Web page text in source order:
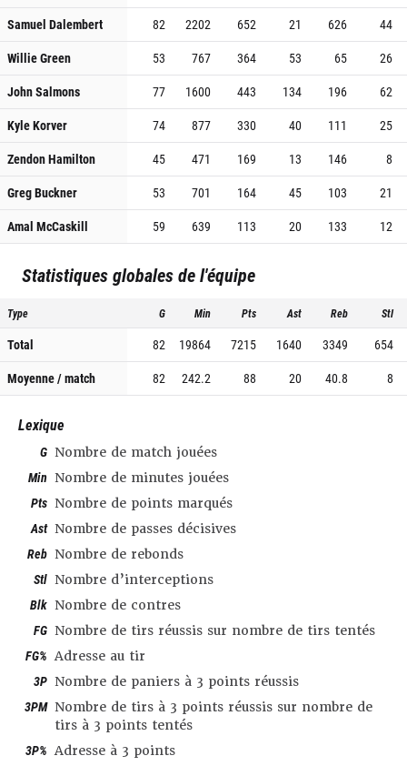
Samuel Dalembert
82 2202 652 21 626
44
Willie Green
53 767 364 53 65
26
John Salmons
77 1600 443 134 196
62
Kyle Korver
74 877 330 40 111
25
Zendon Hamilton
45 471 169 13 146
8
Greg Buckner
53 701 164 45 103
21
Amal McCaskill
59 639 113 20 133 12
Statistiques globales de l'équipe
Type G Min Pts Ast Reb Stl
Total 82 19864 7215 1640 3349
654
Moyenne / match
82 242.2 88 20 40.8 8
Lexique
G Nombre de match jouées
Min Nombre de minutes jouées
Pts Nombre de points marqués
Ast Nombre de passes décisives
Reb Nombre de rebonds
Stl Nombre d’interceptions
Blk Nombre de contres
FG Nombre de tirs réussis sur nombre de tirs tentés
FG% Adresse au tir
3P Nombre de paniers à 3 points réussis
3PM Nombre de tirs à 3 points réussis sur nombre de
tirs à 3 points tentés
3P% Adresse à 3 points